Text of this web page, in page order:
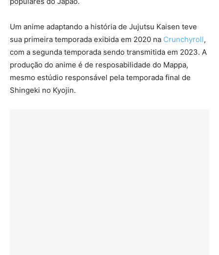
Um anime adaptando a história de Jujutsu Kaisen teve
sua primeira temporada exibida em 2020 na Crunchyroll,
com a segunda temporada sendo transmitida em 2023. A
produção do anime é de resposabilidade do Mappa,
mesmo estúdio responsável pela temporada final de
Shingeki no Kyojin.